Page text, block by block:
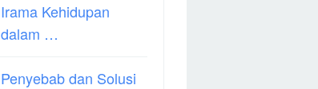
Irama Kehidupan
dalam …
Penyebab dan Solusi